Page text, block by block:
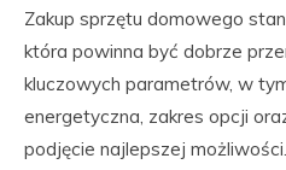
Zakup sprzętu domowego
która powinna być dobrze
kluczowych parametrów, w
energetyczna, zakres opcji
podjęcie najlepszej możliwości.